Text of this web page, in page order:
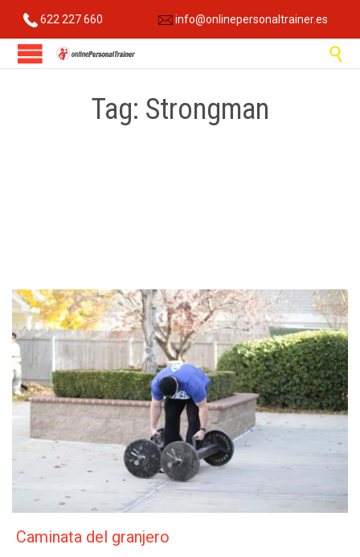
622 227 660 info@onlinepersonaltrainer.es

Tag: Strongman
Caminata del granjero